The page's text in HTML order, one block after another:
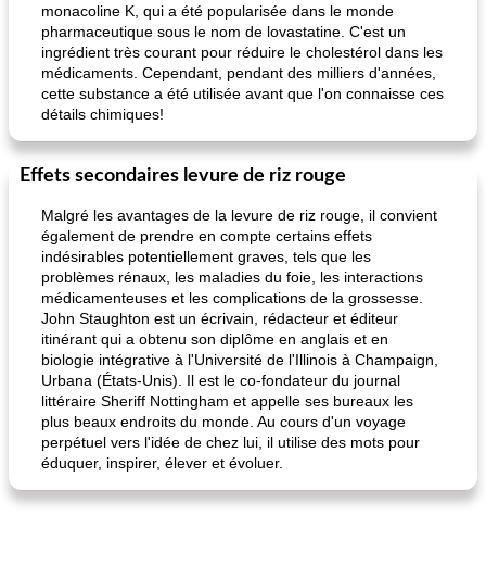
monacoline K, qui a été popularisée dans le monde
pharmaceutique sous le nom de lovastatine. C'est un
ingrédient très courant pour réduire le cholestérol dans les
médicaments. Cependant, pendant des milliers d'années,
cette substance a été utilisée avant que l'on connaisse ces
détails chimiques!
Effets secondaires levure de riz rouge
Malgré les avantages de la levure de riz rouge, il convient
également de prendre en compte certains effets
indésirables potentiellement graves, tels que les
problèmes rénaux, les maladies du foie, les interactions
médicamenteuses et les complications de la grossesse.
John Staughton est un écrivain, rédacteur et éditeur
itinérant qui a obtenu son diplôme en anglais et en
biologie intégrative à l'Université de l'Illinois à Champaign,
Urbana (États-Unis). Il est le co-fondateur du journal
littéraire Sheriff Nottingham et appelle ses bureaux les
plus beaux endroits du monde. Au cours d'un voyage
perpétuel vers l'idée de chez lui, il utilise des mots pour
éduquer, inspirer, élever et évoluer.